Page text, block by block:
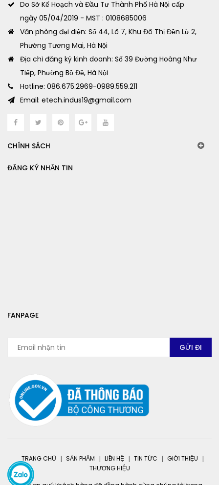
Do Sở Kế Hoạch và Đầu Tư Thành Phố Hà Nội cấp
ngày 05/04/2019 - MST : 0108685006
Văn phòng đại diện: Số 44, Lô 7, Khu Đô Thị Đền Lừ 2,
Phường Tương Mai, Hà Nội
Địa chỉ đăng ký kinh doanh: Số 39 Đường Hoàng Như
Tiếp, Phường Bồ Đề, Hà Nội
Hotline: 086.675.2969-0989.559.211
Email: etech.indus19@gmail.com
CHÍNH SÁCH
ĐĂNG KÝ NHẬN TIN
FANPAGE
TRANG CHỦ SẢN PHẨM LIÊN HỆ TIN TỨC
GIỚI THIỆU
THƯƠNG HIỆU